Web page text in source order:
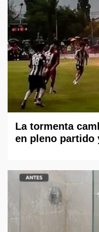
La tormenta
en pleno partido